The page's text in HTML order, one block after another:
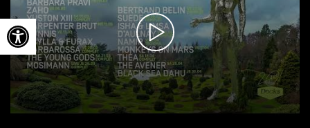
Ouvrir la barre d’outils